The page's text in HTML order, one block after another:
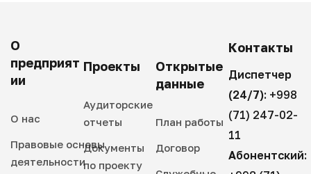
О
предприят
ии
О нас
Правовые основы
деятельности
Проекты
Аудиторские
отчеты
Документы
по проекту
Открытые
данные
План работы
Договор
Контакты
Диспетчер
(24/7): +998
(71) 247-02-
11
Абонентский: